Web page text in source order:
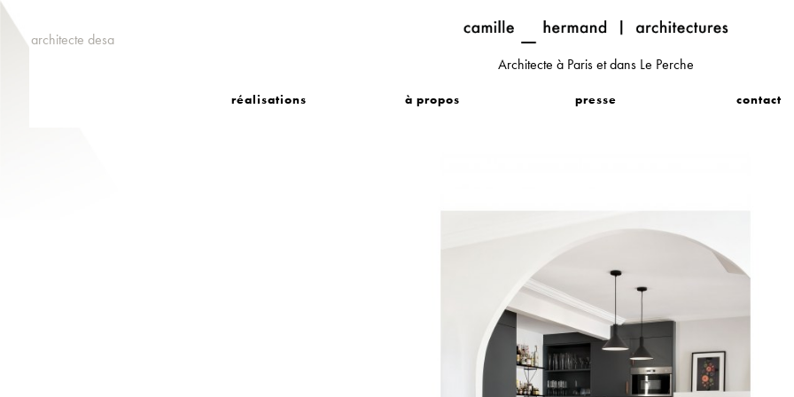
architecte desa
Architecte à Paris et dans Le Perche
réalisations à propos presse contact